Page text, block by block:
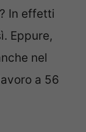
In effetti
Eppure,
nel
a 56